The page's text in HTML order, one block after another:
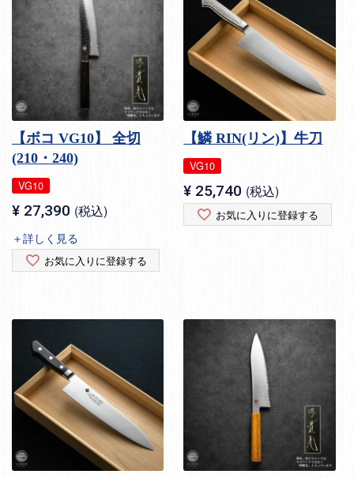
【ボコ VG10】 全切
(210・240)
VG10
¥ 27,390 税込
＋詳しく見る
お気に入りに登録する
【鱗 RIN(リン)】牛刀
VG10
¥ 25,740 税込
お気に入りに登録する